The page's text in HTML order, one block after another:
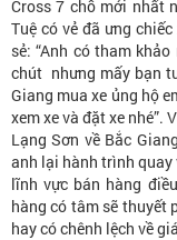
Cross 7 chỗ mới nhất
Tuệ có vẻ đã ưng
sẻ: “Anh có tham
chút nhưng mấy bạn
Giang mua xe ủng hộ
xem xe và đặt xe nhé”.
Lạng Sơn về Bắc
anh lại hành trình quay
lĩnh vực bán hàng
hàng có tâm sẽ thuyết
hay có chênh lệch về